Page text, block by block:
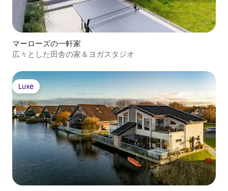
マーローズの一軒家
広々とした田舎の家＆ヨガスタジオ
Luxe
Luxe